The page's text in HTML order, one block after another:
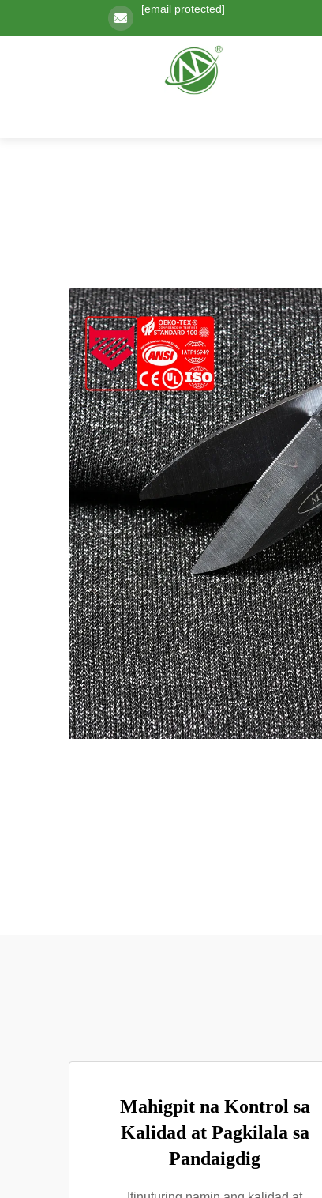
[email protected]
Mahigpit na Kontrol sa
Kalidad at Pagkilala sa
Pandaigdig